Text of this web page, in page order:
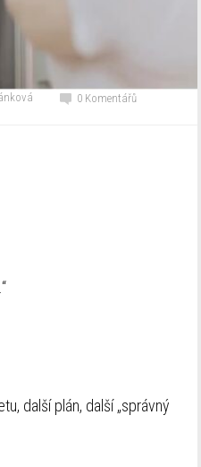
0 Komentářů
další plán, další „správný